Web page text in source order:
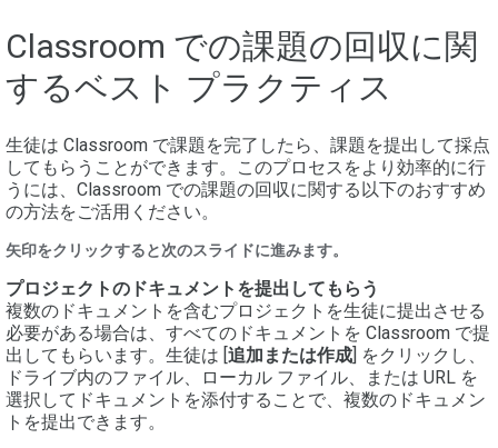
Classroom での課題の回収に関
するベスト プラクティス
生徒は Classroom で課題を完了したら、課題を提出して採点
してもらうことができます。このプロセスをより効率的に行
うには、Classroom での課題の回収に関する以下のおすすめ
の方法をご活用ください。
矢印をクリックすると次のスライドに進みます。
プロジェクトのドキュメントを提出してもらう
複数のドキュメントを含むプロジェクトを生徒に提出させる
必要がある場合は、すべてのドキュメントを Classroom で提
出してもらいます。生徒は [追加または作成] をクリックし、
ドライブ内のファイル、ローカル ファイル、または URL を
選択してドキュメントを添付することで、複数のドキュメン
トを提出できます。